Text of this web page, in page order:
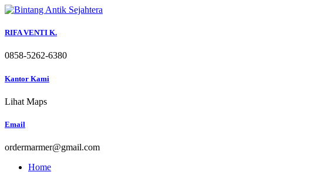
Skip
content
RIFA VENTI K.
0858-5262-6380
Kantor Kami
Lihat Maps
Email
ordermarmer@gmail.com
Home